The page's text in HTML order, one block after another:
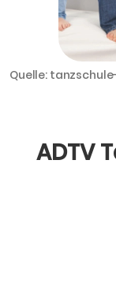
ADTV
Quelle: